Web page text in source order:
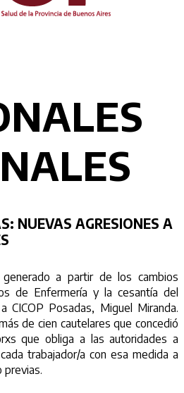
NUEVAS AGRESIONES A
a partir de los cambios
de Enfermería y la cesantía del
CICOP Posadas, Miguel Miranda.
de cien cautelares que concedió
que obliga a las autoridades a
trabajador/a con esa medida a
previas.